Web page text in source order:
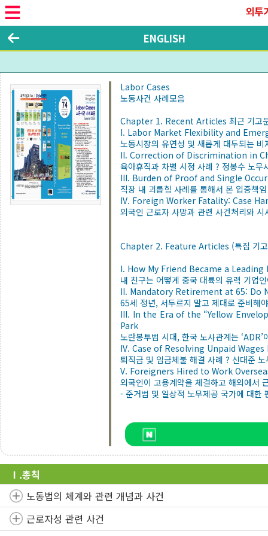
ENGLISH
Labor Cases
노동사건 사례모음
Chapter 1. Recent Articles 최근 기고
I. Labor Market Flexibility and
노동시장의 유연성 및 새롭게 대두되는
II. Correction of Discrimination in
육아휴직과 차별 시정 사례 ? 정봉수 노무
III. Burden of Proof and Single
직장 내 괴롭힘 사례를 통해서 본 입증책
IV. Foreign Worker Fatality: Case
외국인 근로자 사망과 관련 사건처리와 시
Chapter 2. Feature Articles (특집 기
I. How My Friend Became a
내 친구는 어떻게 중국 대륙의 유력 기업
II. Mandatory Retirement at 65: Do
65세 정년, 서두르지 말고 제대로 준비해
III. In the Era of the “Yellow
Park
노란봉투법 시대, 한국 노사관계는
IV. Case of Resolving Unpaid
퇴직금 및 임금체불 해결 사례 ? 신대준 노
V. Foreigners Hired to Work
외국인이 고용계약을 체결하고 해외에서
- 준거법 및 일상적 노무제공 국가에 대한
Ⅰ.총칙
노동법의 체계와 관련 개념과 사건
근로자성 관련 사건